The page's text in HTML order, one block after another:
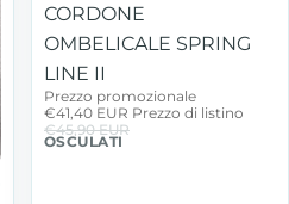
In offerta
CORDONE
OMBELICALE SPRING
LINE II
Prezzo promozionale
€41,40 EUR Prezzo di listino
€45,90 EUR
OSCULATI